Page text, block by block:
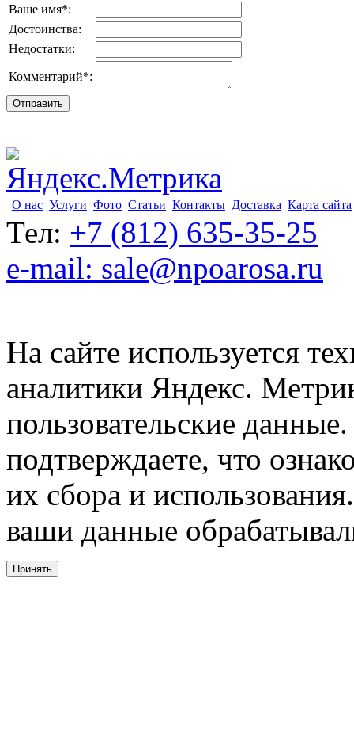
Ваше имя*:
Достоинства:
Недостатки:
Комментарий*:
О нас Услуги Фото Статьи Контакты Доставка Карта сайта
Тел: +7 (812) 635-35-25
e-mail: sale@npoarosa.ru
На сайте используется
аналитики Яндекс.
пользовательские
подтверждаете, что
их сбора и
ваши данные
Принять